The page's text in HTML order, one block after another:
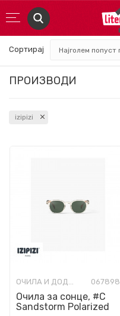
ПРОИЗВОДИ
Сортирај
izipizi
ОЧИЛА И ДОДАТОЦИ 067898
Очила за сонце, #C
Sandstorm Polarized